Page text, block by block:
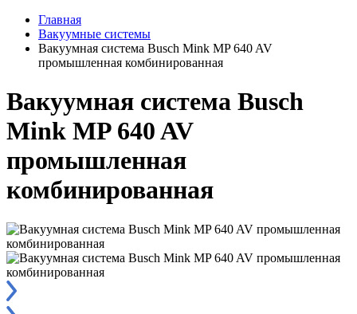
Главная
Вакуумные системы
Вакуумная система Busch Mink MP 640 AV
промышленная комбинированная
Вакуумная система Busch
Mink MP 640 AV
промышленная
комбинированная